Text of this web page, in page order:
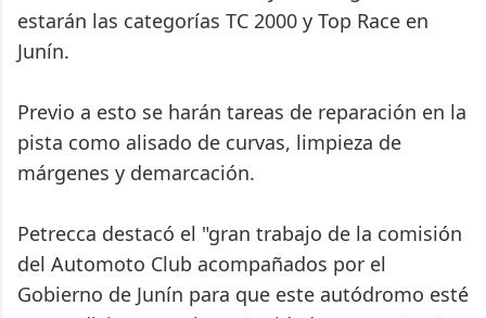
estarán las categorías TC 2000 y Top Race en
Junín.
Previo a esto se harán tareas de reparación en la
pista como alisado de curvas, limpieza de
márgenes y demarcación.
Petrecca destacó el "gran trabajo de la comisión
del Automoto Club acompañados por el
Gobierno de Junín para que este autódromo esté